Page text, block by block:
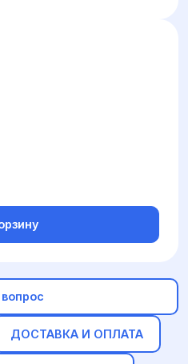
ДОСТАВКА И ОПЛАТА